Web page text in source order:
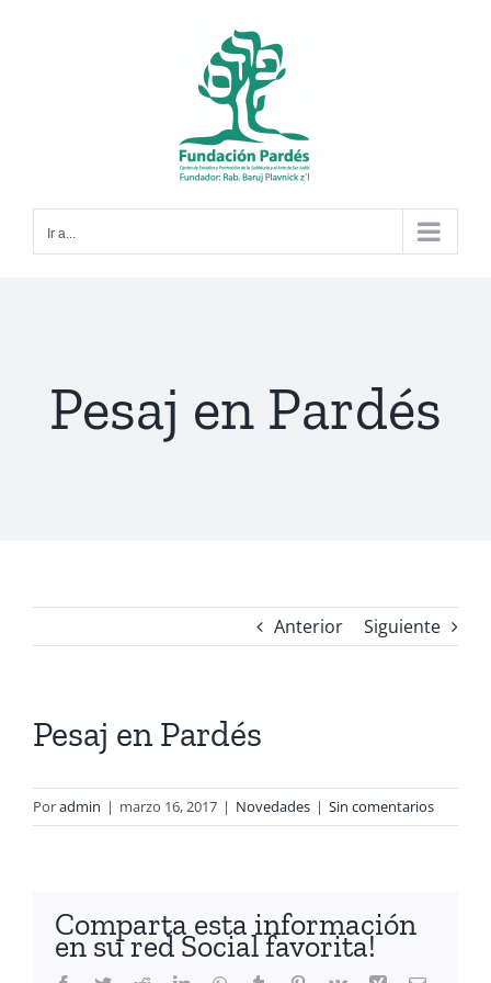
Ir a...
Pesaj en Pardés
Anterior Siguiente
Pesaj en Pardés
Poradmin | marzo 16, 2017 | Novedades | Sin comentarios
Comparta esta información
en su red Social favorita!